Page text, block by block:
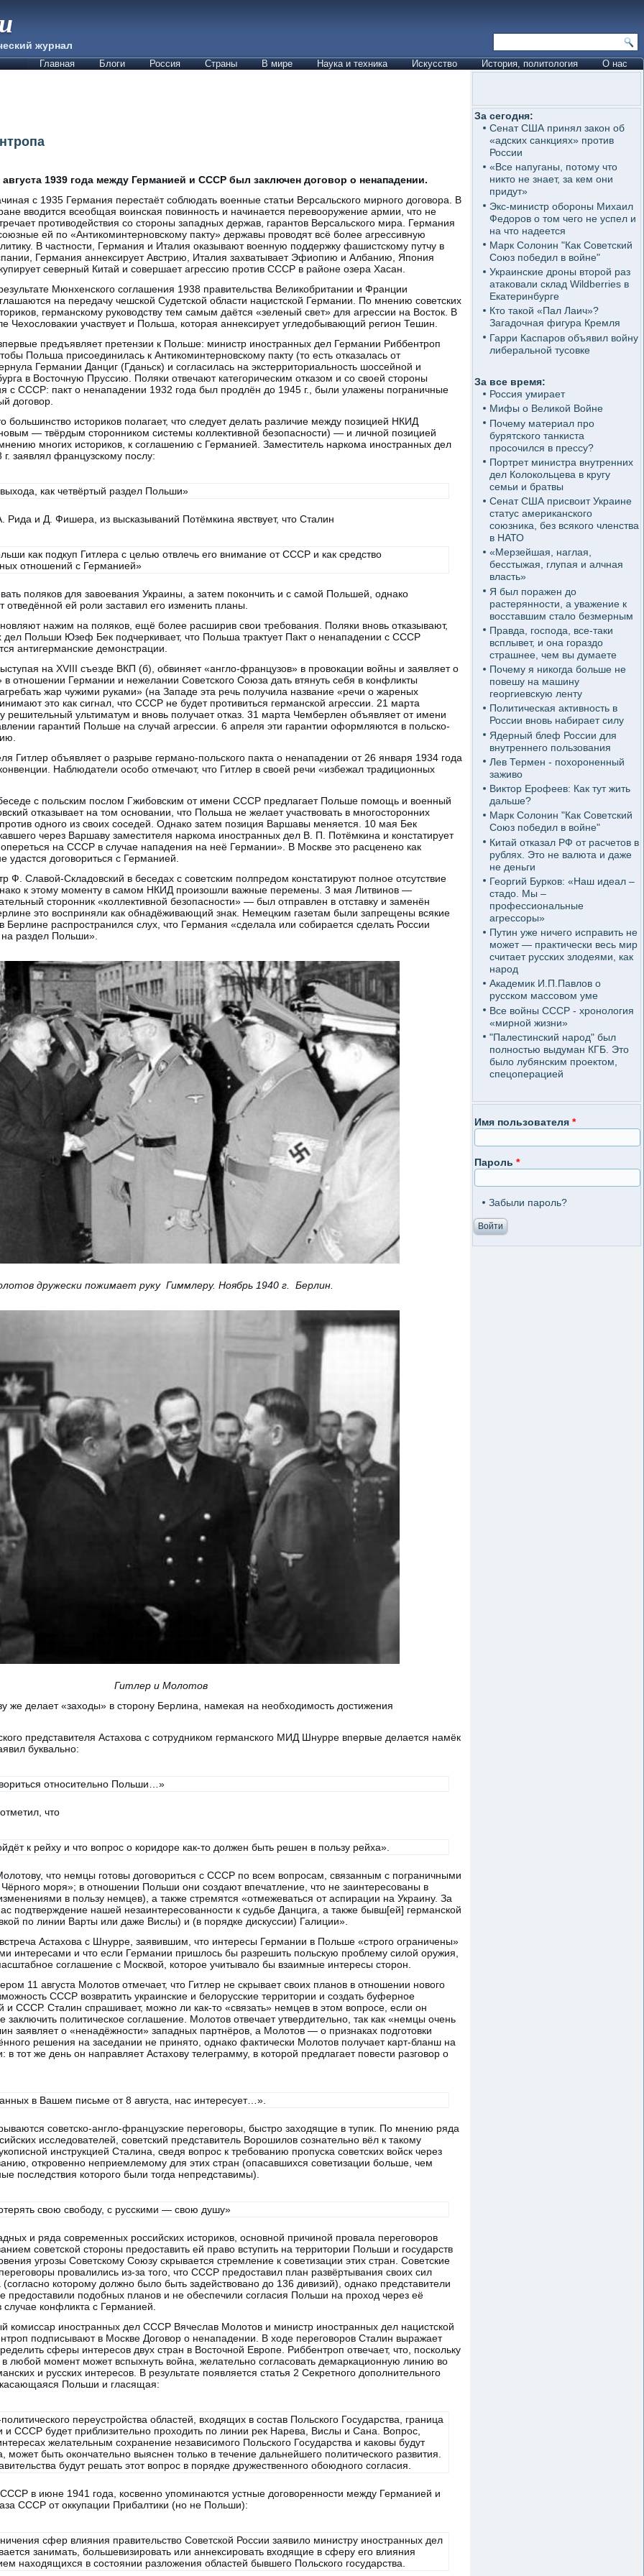
журнал
Главная Блоги Россия Страны В мире Наука и техника Искусство История, политология О нас
августа 1939 года между Германией и СССР был заключен договор о ненападении.
с 1935 Германия перестаёт соблюдать военные статьи Версальского мирного договора. В
вводится всеобщая воинская повинность и начинается перевооружение армии, что не
противодействия со стороны западных держав, гарантов Версальского мира. Германия
ей по «Антикоминтерновскому пакту» державы проводят всё более агрессивную
В частности, Германия и Италия оказывают военную поддержку фашистскому путчу в
Германия аннексирует Австрию, Италия захватывает Эфиопию и Албанию, Япония
северный Китай и совершает агрессию против СССР в районе озера Хасан.
Мюнхенского соглашения 1938 правительства Великобритании и Франции
на передачу чешской Судетской области нацистской Германии. По мнению советских
германскому руководству тем самым даётся «зеленый свет» для агрессии на Восток. В
Чехословакии участвует и Польша, которая аннексирует угледобывающий регион Тешин.
предъявляет претензии к Польше: министр иностранных дел Германии Риббентроп
Польша присоединилась к Антикоминтерновскому пакту (то есть отказалась от
Германии Данциг (Гданьск) и согласилась на экстерриториальность шоссейной и
в Восточную Пруссию. Поляки отвечают категорическим отказом и со своей стороны
с СССР: пакт о ненападении 1932 года был продлён до 1945 г., были улажены пограничные
договор.
большинство историков полагает, что следует делать различие между позицией НКИД
— твёрдым сторонником системы коллективной безопасности) — и личной позицией
многих историков, к соглашению с Германией. Заместитель наркома иностранных дел
заявлял французскому послу:
как четвёртый раздел Польши»
и Д. Фишера, из высказываний Потёмкина явствует, что Сталин
как подкуп Гитлера с целью отвлечь его внимание от СССР и как средство
отношений с Германией»
поляков для завоевания Украины, а затем покончить и с самой Польшей, однако
ей роли заставил его изменить планы.
нажим на поляков, ещё более расширив свои требования. Поляки вновь отказывают,
Польши Юзеф Бек подчеркивает, что Польша трактует Пакт о ненападении с СССР
антигерманские демонстрации.
на XVIII съезде ВКП (б), обвиняет «англо-французов» в провокации войны и заявляет о
в отношении Германии и нежелании Советского Союза дать втянуть себя в конфликты
жар чужими руками» (на Западе эта речь получила название «речи о жареных
это как сигнал, что СССР не будет противиться германской агрессии. 21 марта
решительный ультиматум и вновь получает отказ. 31 марта Чемберлен объявляет от имени
гарантий Польше на случай агрессии. 6 апреля эти гарантии оформляются в польско-
Гитлер объявляет о разрыве германо-польского пакта о ненападении от 26 января 1934 года
Наблюдатели особо отмечают, что Гитлер в своей речи «избежал традиционных
с польским послом Гжибовским от имени СССР предлагает Польше помощь и военный
отказывает на том основании, что Польша не желает участвовать в многосторонних
одного из своих соседей. Однако затем позиция Варшавы меняется. 10 мая Бек
через Варшаву заместителя наркома иностранных дел В. П. Потёмкина и констатирует
на СССР в случае нападения на неё Германии». В Москве это расценено как
удастся договориться с Германией.
Ф. Славой-Складовский в беседах с советским полпредом констатируют полное отсутствие
к этому моменту в самом НКИД произошли важные перемены. 3 мая Литвинов —
сторонник «коллективной безопасности» — был отправлен в отставку и заменён
это восприняли как обнадёживающий знак. Немецким газетам были запрещены всякие
распространился слух, что Германия «сделала или собирается сделать России
раздел Польши».
дружески пожимает руку Гиммлеру. Ноябрь 1940 г. Берлин.
Гитлер и Молотов
же делает «заходы» в сторону Берлина, намекая на необходимость достижения
представителя Астахова с сотрудником германского МИД Шнурре впервые делается намёк
буквально:
относительно Польши…»
что
к рейху и что вопрос о коридоре как-то должен быть решен в пользу рейха».
что немцы готовы договориться с СССР по всем вопросам, связанным с пограничными
моря»; в отношении Польши они создают впечатление, что не заинтересованы в
в пользу немцев), а также стремятся «отмежеваться от аспирации на Украину. За
подтверждение нашей незаинтересованности к судьбе Данцига, а также бывш[ей] германской
по линии Варты или даже Вислы) и (в порядке дискуссии) Галиции».
Астахова с Шнурре, заявившим, что интересы Германии в Польше «строго ограничены»
интересами и что если Германии пришлось бы разрешить польскую проблему силой оружия,
соглашение с Москвой, которое учитывало бы взаимные интересы сторон.
11 августа Молотов отмечает, что Гитлер не скрывает своих планов в отношении нового
СССР возвратить украинские и белорусские территории и создать буферное
и СССР. Сталин спрашивает, можно ли как-то «связать» немцев в этом вопросе, если он
заключить политическое соглашение. Молотов отвечает утвердительно, так как «немцы очень
заявляет о «ненадёжности» западных партнёров, а Молотов — о признаках подготовки
решения на заседании не принято, однако фактически Молотов получает карт-бланш на
тот же день он направляет Астахову телеграмму, в которой предлагает повести разговор о
в Вашем письме от 8 августа, нас интересует…».
советско-англо-французские переговоры, быстро заходящие в тупик. По мнению ряда
исследователей, советский представитель Ворошилов сознательно вёл к такому
инструкцией Сталина, сведя вопрос к требованию пропуска советских войск через
откровенно неприемлемому для этих стран (опасавшихся советизации больше, чем
последствия которого были тогда непредставимы).
свою свободу, с русскими — свою душу»
и ряда современных российских историков, основной причиной провала переговоров
советской стороны предоставить ей право вступить на территории Польши и государств
угрозы Советскому Союзу скрывается стремление к советизации этих стран. Советские
провалились из-за того, что СССР предоставил план развёртывания своих сил
которому должно было быть задействовано до 136 дивизий), однако представители
предоставили подобных планов и не обеспечили согласия Польши на проход через её
случае конфликта с Германией.
комиссар иностранных дел СССР Вячеслав Молотов и министр иностранных дел нацистской
подписывают в Москве Договор о ненападении. В ходе переговоров Сталин выражает
сферы интересов двух стран в Восточной Европе. Риббентроп отвечает, что, поскольку
любой момент может вспыхнуть война, желательно согласовать демаркационную линию во
и русских интересов. В результате появляется статья 2 Секретного дополнительного
Польши и гласящая:
переустройства областей, входящих в состав Польского Государства, граница
и СССР будет приблизительно проходить по линии рек Нарева, Вислы и Сана. Вопрос,
желательным сохранение независимого Польского Государства и каковы будут
может быть окончательно выяснен только в течение дальнейшего политического развития.
будут решать этот вопрос в порядке дружественного обоюдного согласия.
в июне 1941 года, косвенно упоминаются устные договоренности между Германией и
СССР от оккупации Прибалтики (но не Польши):
сфер влияния правительство Советской России заявило министру иностранных дел
занимать, большевизировать или аннексировать входящие в сферу его влияния
находящихся в состоянии разложения областей бывшего Польского государства.
За сегодня:
Сенат США принял закон об
«адских санкциях» против
России
«Все напуганы, потому что
никто не знает, за кем они
придут»
Экс-министр обороны Михаил
Федоров о том чего не успел и
на что надеется
Марк Солонин "Как Советский
Союз победил в войне"
Украинские дроны второй раз
атаковали склад Wildberries в
Екатеринбурге
Кто такой «Пал Лаич»?
Загадочная фигура Кремля
Гарри Каспаров объявил войну
либеральной тусовке
За все время:
Россия умирает
Мифы о Великой Войне
Почему материал про
бурятского танкиста
просочился в прессу?
Портрет министра внутренних
дел Колокольцева в кругу
семьи и братвы
Сенат США присвоит Украине
статус американского
союзника, без всякого членства
в НАТО
«Мерзейшая, наглая,
бесстыжая, глупая и алчная
власть»
Я был поражен до
растерянности, а уважение к
восставшим стало безмерным
Правда, господа, все-таки
всплывет, и она гораздо
страшнее, чем вы думаете
Почему я никогда больше не
повешу на машину
георгиевскую ленту
Политическая активность в
России вновь набирает силу
Ядерный блеф России для
внутреннего пользования
Лев Термен - похороненный
заживо
Виктор Ерофеев: Как тут жить
дальше?
Марк Солонин "Как Советский
Союз победил в войне"
Китай отказал РФ от расчетов в
рублях. Это не валюта и даже
не деньги
Георгий Бурков: «Наш идеал –
стадо. Мы –
профессиональные
агрессоры»
Путин уже ничего исправить не
может — практически весь мир
считает русских злодеями, как
народ
Академик И.П.Павлов о
русском массовом уме
Все войны СССР - хронология
«мирной жизни»
"Палестинский народ" был
полностью выдуман КГБ. Это
было лубянским проектом,
спецоперацией
Имя пользователя *
Пароль *
Забыли пароль?